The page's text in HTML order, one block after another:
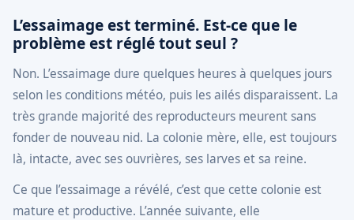
L’essaimage est terminé. Est-ce que le
problème est réglé tout seul ?
Non. L’essaimage dure quelques heures à quelques jours
selon les conditions météo, puis les ailés disparaissent. La
très grande majorité des reproducteurs meurent sans
fonder de nouveau nid. La colonie mère, elle, est toujours
là, intacte, avec ses ouvrières, ses larves et sa reine.
Ce que l’essaimage a révélé, c’est que cette colonie est
mature et productive. L’année suivante, elle